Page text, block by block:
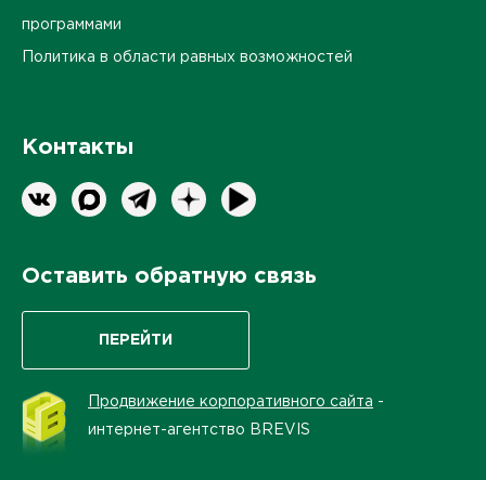
программами
Политика в области равных возможностей
Контакты
Оставить обратную связь
ПЕРЕЙТИ
Продвижение корпоративного сайта -
интернет-агентство BREVIS